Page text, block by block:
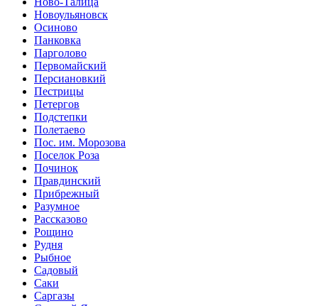
Новоульяновск
Осиново
Панковка
Парголово
Первомайский
Персиановкий
Пестрицы
Петергов
Подстепки
Полетаево
Пос. им. Морозова
Поселок Роза
Починок
Правдинский
Прибрежный
Разумное
Рассказово
Рощино
Рудня
Рыбное
Садовый
Саки
Саргазы